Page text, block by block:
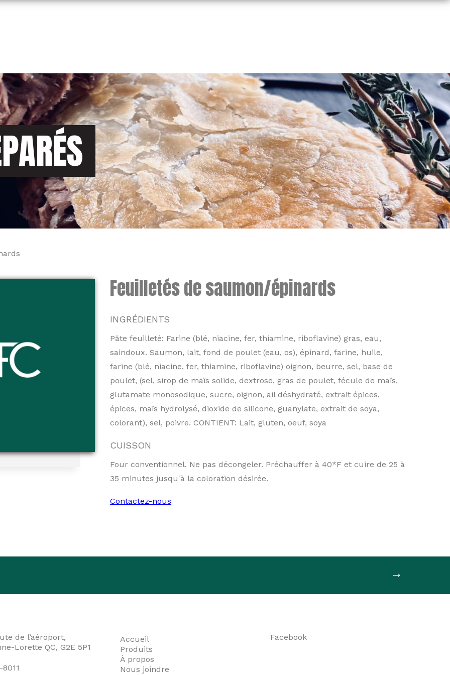
Feuilletés de saumon/épinards
INGRÉDIENTS
Pâte feuilleté: Farine (blé, niacine, fer, thiamine, riboflavine) gras, eau,
saindoux. Saumon, lait, fond de poulet (eau, os), épinard, farine, huile,
farine (blé, niacine, fer, thiamine, riboflavine) oignon, beurre, sel, base de
poulet, (sel, sirop de maïs solide, dextrose, gras de poulet, fécule de maïs,
glutamate monosodique, sucre, oignon, ail déshydraté, extrait épices,
épices, maïs hydrolysé, dioxide de silicone, guanylate, extrait de soya,
colorant), sel, poivre. CONTIENT: Lait, gluten, oeuf, soya
CUISSON
Four conventionnel. Ne pas décongeler. Préchauffer à 40*F et cuire de 25 à
35 minutes jusqu'à la coloration désirée.
Contactez-nous
→
de l’aéroport,
Lorette QC, G2E 5P1
Accueil
Produits
À propos
Nous joindre
Facebook